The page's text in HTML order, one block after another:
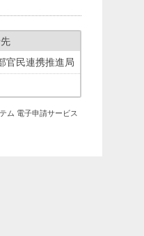
官民連携推進局
ム 電子申請サービス